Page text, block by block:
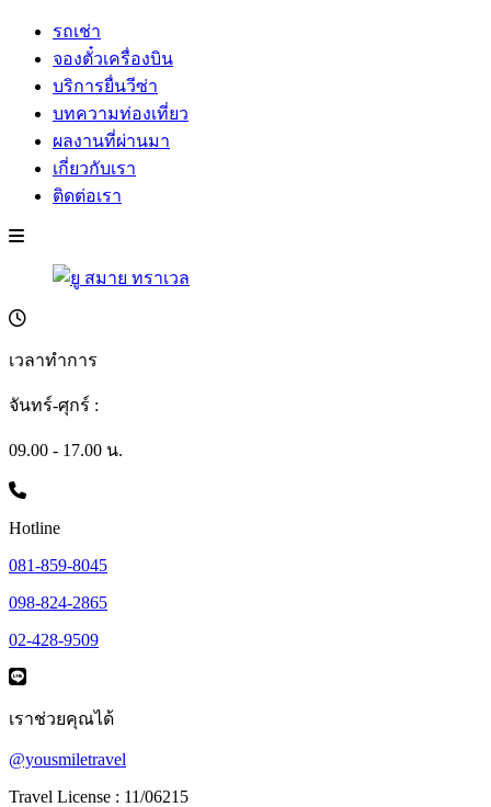
รถเช่า
จองตั๋วเครื่องบิน
บริการยื่นวีซ่า
บทความท่องเที่ยว
ผลงานที่ผ่านมา
เกี่ยวกับเรา
ติดต่อเรา
เวลาทำการ
จันทร์-ศุกร์ :
09.00 - 17.00 น.
Hotline
081-859-8045
098-824-2865
02-428-9509
เราช่วยคุณได้
@yousmiletravel
Travel License : 11/06215